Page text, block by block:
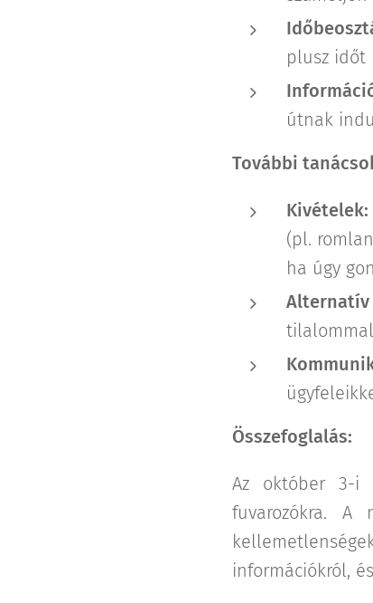
plusz időt
útnak
További
Kivételek:
(pl.
ha úgy
Alternatív
Összefoglalás:
Az október 3-i
fuvarozókra. A
információkról,